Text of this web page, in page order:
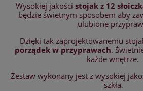
Wysokiej jakości stojak z 12
będzie świetnym sposobem aby
ulubione
Dzięki tak zaprojektowanemu
porządek w przyprawach.
każde wnętrze.
Zestaw wykonany jest z wysokiej
szkła.